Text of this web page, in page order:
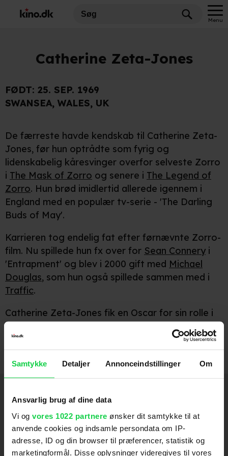
Samtykke Detaljer Annonceindstillinger Om
Ansvarlig brug af dine data
Vi og vores 1022 partnere ønsker dit samtykke til at
anvende cookies og indsamle persondata om IP-
adresse, ID og din browser til præferencer, statistik og
marketingformål. Disse oplysninger videregives til vores
Menu
Catherine Zeta-Jones
FØDT: 25. SEP. 1969
SWANSEA, WALES, UK
De færreste havde kendskab til Catherine Zeta-
Jones, før hun optrådte som fyrig og
lidenskabelig kåresvinger overfor selveste Zorro
i The Mask of Zorro og senere i The Legend of
Zorro. Hun brød imidlertid allerede igennem i
England med en populær tv-serie - 'The Darling
Buds of May'.
Karrieren tog endelig fat efter førnævnte Zorro-
film. Nu spillede hun fx over for Sean Connery i
'Entrapment' og blev i 2000 gift med Michael
Douglas, som hun også spillede sammen med i
Traffic.
Catherine Zeta-Jones fik en Oscar for sin rolle i
Chicago
George Clooney
i henholdsvis
Intolerable CrueltyogOcean's Twelve.
Red 2 2013
2013